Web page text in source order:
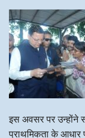
e
b
o
o
k
t
t
e
r
k
e
d
I
n
t
s
A
p
p
इस अवसर पर उन्होंने
प्राथमिकता के आधार